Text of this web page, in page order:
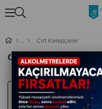
Cırt Kelepçeler
Cırt Kelepçeler
İndirim